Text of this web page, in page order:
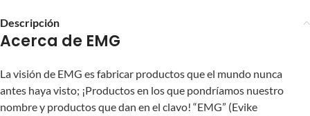
Descripción
Acerca de EMG
La visión de EMG es fabricar productos que el mundo nunca
antes haya visto; ¡Productos en los que pondríamos nuestro
nombre y productos que dan en el clavo! “EMG” (Evike